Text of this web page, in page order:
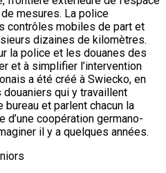
mesures. La police
contrôles mobiles de part et
dizaines de kilomètres.
la police et les douanes des
et à simplifier l’intervention
a été créé à Swiecko, en
qui y travaillent
et parlent chacun la
d’une coopération germano-
il y a quelques années.